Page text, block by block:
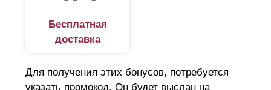
Бесплатная
доставка
Для получения этих бонусов, потребуется
указать промокод. Он будет выслан на